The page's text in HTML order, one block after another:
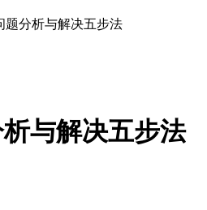
题分析与解决五步法
与解决五步法